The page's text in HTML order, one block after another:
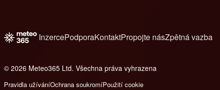
InzercePodporaKontaktPropojte násZpětná vazba
© 2026 Meteo365 Ltd. Všechna práva vyhrazena
Pravidla užíváníOchrana soukromíPoužití cookie